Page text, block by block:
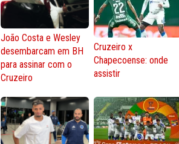
João Costa e Wesley
desembarcam em BH
para assinar com o
Cruzeiro
Cruzeiro x
Chapecoense: onde
assistir